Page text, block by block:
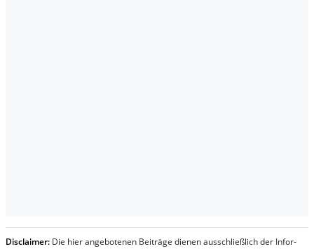
Dis­clai­mer: Die hier an­ge­bo­te­nen Bei­trä­ge die­nen aus­schließ­lich der In­for­